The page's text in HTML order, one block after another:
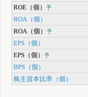
ROE（個）予
ROA（個）
ROA（個）予
EPS（個）
EPS（個）予
BPS（個）
株主資本比率（個）